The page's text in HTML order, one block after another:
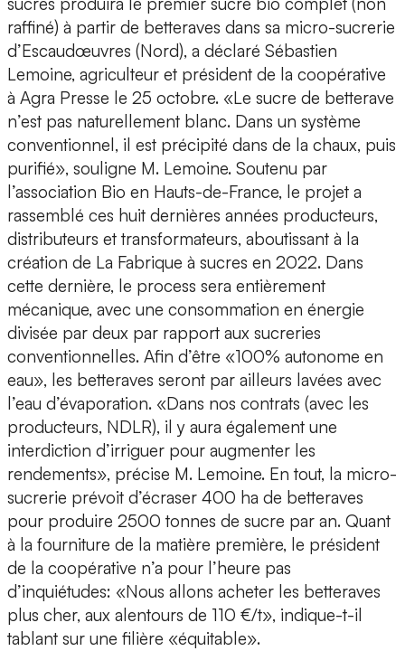
raffiné) à partir de betteraves dans sa micro-sucrerie
d’Escaudœuvres (Nord), a déclaré Sébastien
Lemoine, agriculteur et président de la coopérative
à Agra Presse le 25 octobre. «Le sucre de betterave
n’est pas naturellement blanc. Dans un système
conventionnel, il est précipité dans de la chaux, puis
purifié», souligne M. Lemoine. Soutenu par
l’association Bio en Hauts-de-France, le projet a
rassemblé ces huit dernières années producteurs,
distributeurs et transformateurs, aboutissant à la
création de La Fabrique à sucres en 2022. Dans
cette dernière, le process sera entièrement
mécanique, avec une consommation en énergie
divisée par deux par rapport aux sucreries
conventionnelles. Afin d’être «100% autonome en
eau», les betteraves seront par ailleurs lavées avec
l’eau d’évaporation. «Dans nos contrats (avec les
producteurs, NDLR), il y aura également une
interdiction d’irriguer pour augmenter les
rendements», précise M. Lemoine. En tout, la micro-
sucrerie prévoit d’écraser 400 ha de betteraves
pour produire 2500 tonnes de sucre par an. Quant
à la fourniture de la matière première, le président
de la coopérative n’a pour l’heure pas
d’inquiétudes: «Nous allons acheter les betteraves
plus cher, aux alentours de 110 €/t», indique-t-il
tablant sur une filière «équitable».